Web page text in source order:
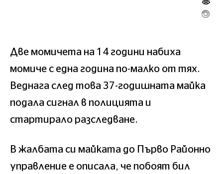
Две момичета на 14 години набиха
момиче с една година по-малко от тях.
Веднага след това 37-годишната майка
подала сигнал в полицията и
стартирало разследване.
В жалбата си майката до Първо Районно
управление е описала, че побоят бил